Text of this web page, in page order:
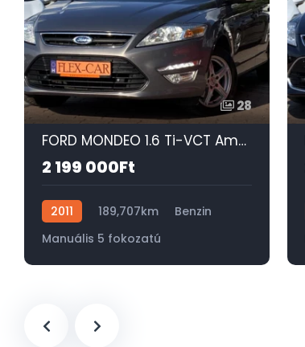
28
FORD MONDEO 1.6 Ti-VCT Ambiente SZÉP-ÜLÉSFŰTÉS-DIGIT KLÍMA-SONY-TEMPOMAT-PDC!
2 199 000Ft
2011 189,707km
Benzin
Manuális 5 fokozatú